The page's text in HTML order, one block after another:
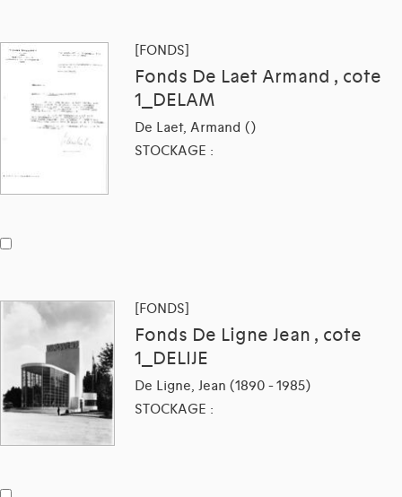
[FONDS]
Fonds De Laet Armand , cote
1_DELAM
De Laet, Armand ()
STOCKAGE :
[FONDS]
Fonds De Ligne Jean , cote
1_DELIJE
De Ligne, Jean (1890 - 1985)
STOCKAGE :